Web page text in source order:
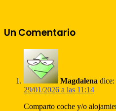
Un Comentario
Magdalena dice:
29/01/2026 a las 11:14
Comparto coche y/o